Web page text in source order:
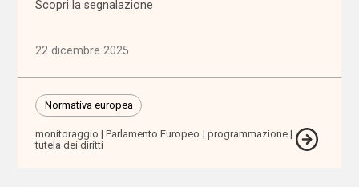
interne
di vita
Scopri la segnalazione
22 dicembre 2025
Normativa europea
monitoraggio Parlamento Europeo
programmazione
tutela dei diritti